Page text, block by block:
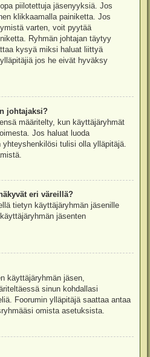
piilotettuja jäsenyyksiä. Jos
klikkaamalla painiketta. Jos
varten, voit pyytää
Ryhmän johtajan täytyy
kysyä miksi haluat liittyä
jos he eivät hyväksy
johtajaksi?
määritelty, kun käyttäjäryhmät
Jos haluat luoda
tulisi olla ylläpitäjä.
eri väreillä?
tietyn käyttäjäryhmän jäsenille
jäsenten
käyttäjäryhmän jäsen,
sinun kohdallasi
Foorumin ylläpitäjä saattaa antaa
omista asetuksista.